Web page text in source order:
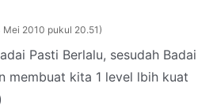
Mei 2010 pukul 20.51
Pasti Berlalu, sesudah Badai
membuat kita 1 level lbih kuat